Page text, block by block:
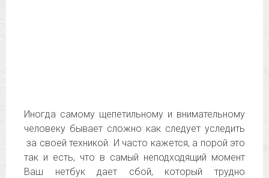
Иногда самому щепетильному и внимательному
человеку бывает сложно как следует уследить
за своей техникой. И часто кажется, а порой это
так и есть, что в самый неподходящий момент
Ваш нетбук дает сбой, который трудно